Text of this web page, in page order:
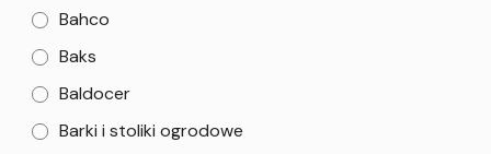
Bahco
Baks
Baldocer
Barki i stoliki ogrodowe